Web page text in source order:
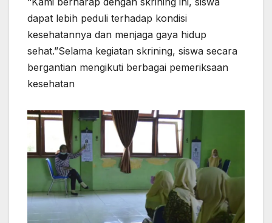
dapat lebih peduli terhadap kondisi
kesehatannya dan menjaga gaya hidup
sehat.”Selama kegiatan skrining, siswa secara
bergantian mengikuti berbagai pemeriksaan
kesehatan